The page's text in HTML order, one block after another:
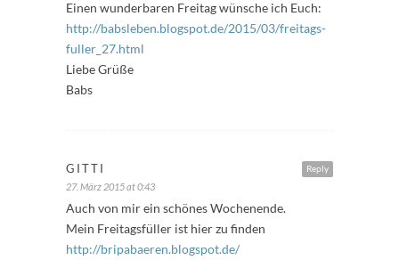
Einen wunderbaren Freitag wünsche ich Euch:
http://babsleben.blogspot.de/2015/03/freitags-
fuller_27.html
Liebe Grüße
Babs
Reply
GITTI
27. März 2015 at 0:43
Auch von mir ein schönes Wochenende.
Mein Freitagsfüller ist hier zu finden
http://bripabaeren.blogspot.de/